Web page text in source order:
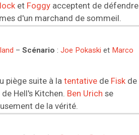
et Foggy acceptent de défendre
d'un marchand de sommeil.
–Scénario :Joe Pokaski et Marco
piège suite à latentative de Fisk de
Hell's Kitchen. Ben Urich se
de la vérité.